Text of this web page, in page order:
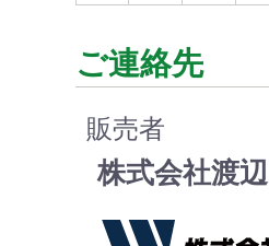
ご連絡先
販売者
株式会社渡辺